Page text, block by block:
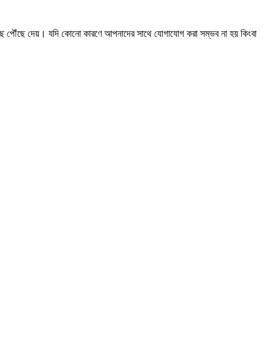
পৌঁছে দেয়। যদি কোনো কারণে আপনাদের সাথে যোগাযোগ করা সম্ভব না হয় কিংবা